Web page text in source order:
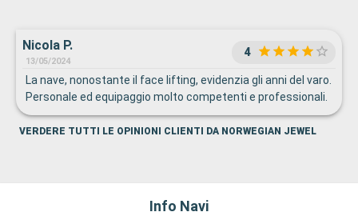
Nicola P.
13/05/2024
4
La nave, nonostante il face lifting, evidenzia gli anni del varo.
Personale ed equipaggio molto competenti e professionali.
VERDERE TUTTI LE OPINIONI CLIENTI DA NORWEGIAN JEWEL
Info Navi